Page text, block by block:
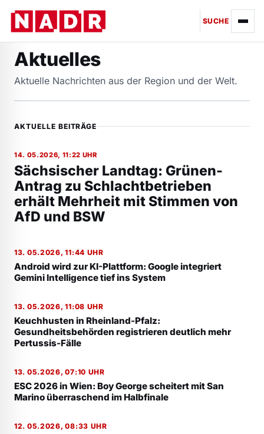
SUCHE
Aktuelles
Aktuelle Nachrichten aus der Region und der Welt.
AKTUELLE BEITRÄGE
14. 05.2026, 11:22 UHR
Sächsischer Landtag: Grünen-
Antrag zu Schlachtbetrieben
erhält Mehrheit mit Stimmen von
AfD und BSW
13. 05.2026, 11:44 UHR
Android wird zur KI-Plattform: Google integriert
Gemini Intelligence tief ins System
13. 05.2026, 11:08 UHR
Keuchhusten in Rheinland-Pfalz:
Gesundheitsbehörden registrieren deutlich mehr
Pertussis-Fälle
13. 05.2026, 07:10 UHR
ESC 2026 in Wien: Boy George scheitert mit San
Marino überraschend im Halbfinale
12. 05.2026, 08:33 UHR